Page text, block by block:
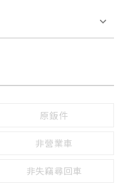
有
原鈑件
非營業車
非失竊尋回車